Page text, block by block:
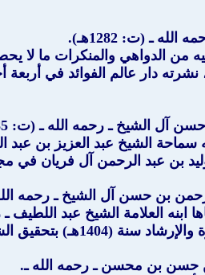
ـ (ت: 1282هـ).
الدواهي والمنكرات ما لا
دار عالم الفوائد في أربعة
اختصره من "تيسير العزيز الحميد"، وزاد عليه.
سماحة الشيخ عبد العزيز بن
بن حسن آل الشيخ ـ رحمه
ابنه العلامة الشيخ عبد اللطيف ـ
الأنصاري ـ رحمه الله ـ.
حسن بن محسن ـ رحمه الله ـ.